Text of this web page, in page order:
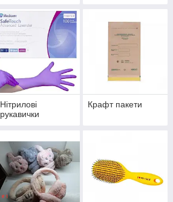
Нітрилові
рукавички
Крафт пакети